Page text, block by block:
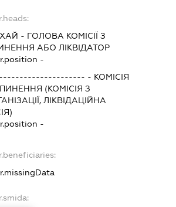
- ГОЛОВА КОМІСІЇ З
АБО ЛІКВІДАТОР
-
- КОМІСІЯ
(КОМІСІЯ З
ЛІКВІДАЦІЙНА
-